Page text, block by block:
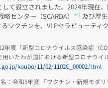
て設立されました。2024年現在
センター（SCARDA）
＊2 及び厚
るワクチンを、VLPセラピューテ
年度「新型コロナウイルス感染症（
用いたわが国における新型コロナウイ
koubo/11/02/1102C_00002.html
名：令和5年度 「ワクチン・新規モ